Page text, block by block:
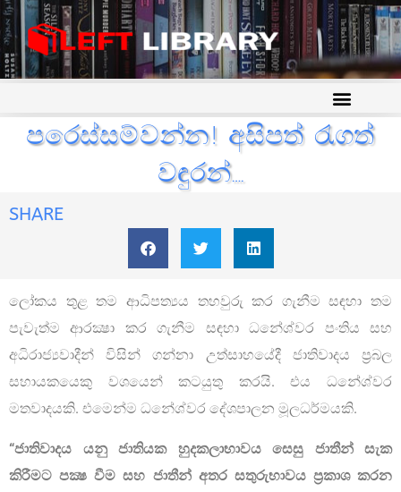
පරෙස්සම්වන්න! අසිපත් රැගත්
වඳුරන්….
SHARE
ලෝකය තුළ තම ආධිපත්‍යය තහවුරු කර ගැනීම සඳහා තම
පැවැත්ම ආරක්‍ෂා කර ගැනීම සඳහා ධනේශ්වර පංතිය සහ
අධිරාජ්‍යවාදීන් විසින් ගන්නා උත්සාහයේදී ජාතිවාදය ප්‍රබල
සහායකයෙකු වශයෙන් කටයුතු කරයි. එය ධනේශ්වර
මතවාදයකි. එමෙන්ම ධනේශ්වර දේශපාලන මූලධර්මයකි.
“ජාතිවාදය යනු ජාතියක හුදකලාභාවය සෙසු ජාතීන් සැක
කිරීමට පක්‍ෂ වීම සහ ජාතීන් අතර සතුරුභාවය ප්‍රකාශ කරන